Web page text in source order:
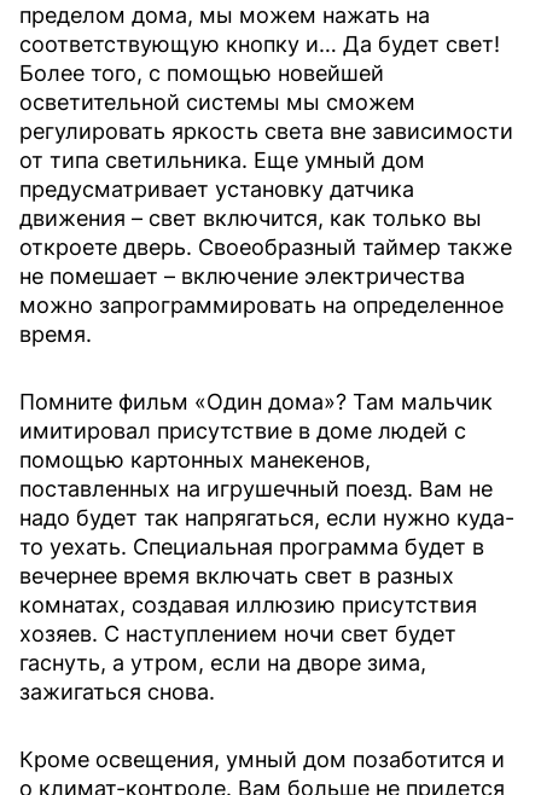
пределом дома, мы можем нажать на
соответствующую кнопку и… Да будет свет!
Более того, с помощью новейшей
осветительной системы мы сможем
регулировать яркость света вне зависимости
от типа светильника. Еще умный дом
предусматривает установку датчика
движения – свет включится, как только вы
откроете дверь. Своеобразный таймер также
не помешает – включение электричества
можно запрограммировать на определенное
время.
Помните фильм «Один дома»? Там мальчик
имитировал присутствие в доме людей с
помощью картонных манекенов,
поставленных на игрушечный поезд. Вам не
надо будет так напрягаться, если нужно куда-
то уехать. Специальная программа будет в
вечернее время включать свет в разных
комнатах, создавая иллюзию присутствия
хозяев. С наступлением ночи свет будет
гаснуть, а утром, если на дворе зима,
зажигаться снова.
Кроме освещения, умный дом позаботится и
о климат-контроле. Вам больше не придется